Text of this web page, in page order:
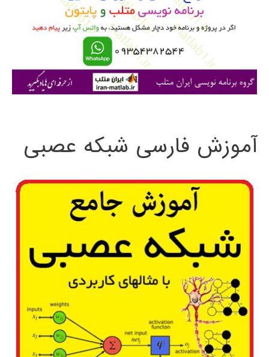
ی
آموزش فارسی شبکه عصبی